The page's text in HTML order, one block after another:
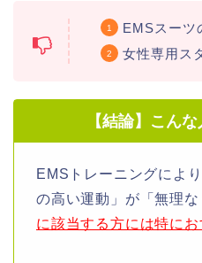
EMSスーツ
女性専用ス
【結論】こん
EMSトレーニングによ
の高い運動」が「無理な
に該当する方には特にお